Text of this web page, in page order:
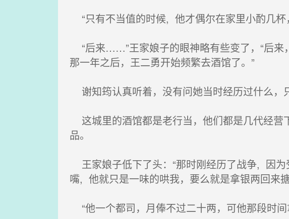
“只有不当值的时候, 他才偶尔在家里小酌几杯
“后来……”王家娘子的眼神略有些变了，“后来
那一年之后，王二勇开始频繁去酒馆了。”
谢知筠认真听着，没有问她当时经历过什么，
这城里的酒馆都是老行当，他们都是几代经营
品。
王家娘子低下了头：“那时刚经历了战争, 因
嘴, 他就只是一味的哄我，要么就是拿银两回来
“他一个都司，月俸不过二十两，可他那段时